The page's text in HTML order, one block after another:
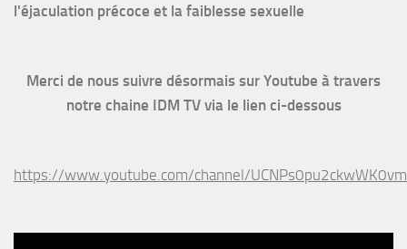
l'éjaculation précoce et la faiblesse sexuelle
Merci de nous suivre désormais sur Youtube à travers
notre chaine IDM TV via le lien ci-dessous
https://www.youtube.com/channel/